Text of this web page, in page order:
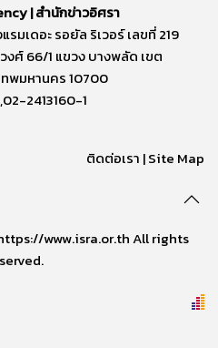
| สำนักข่าวอิศรา
รมเดอะ รอยัล ริเวอร์ เลขที่ 219
ศ์ 66/1 แขวง บางพลัด เขต
พมหานคร 10700
2413160-1
ติดต่อเรา |Site Map
www.isra.or.th All rights